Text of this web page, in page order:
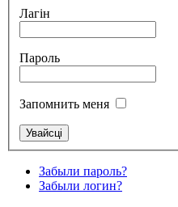
Лагін
Пароль
Запомнить меня
Забыли пароль?
Забыли логин?